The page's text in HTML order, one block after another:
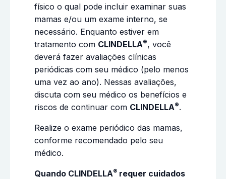
físico o qual pode incluir examinar suas
mamas e/ou um exame interno, se
necessário. Enquanto estiver em
tratamento com CLINDELLA®, você
deverá fazer avaliações clínicas
periódicas com seu médico (pelo menos
uma vez ao ano). Nessas avaliações,
discuta com seu médico os benefícios e
riscos de continuar com CLINDELLA®.
Realize o exame periódico das mamas,
conforme recomendado pelo seu
médico.
Quando CLINDELLA® requer cuidados